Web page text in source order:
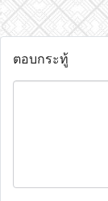
ตอบกระทู้